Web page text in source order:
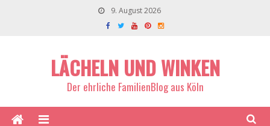
9. August 2026
LÄCHELN UND WINKEN
Der ehrliche FamilienBlog aus Köln